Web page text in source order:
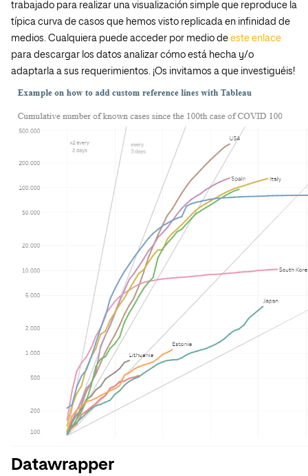
trabajado para realizar una visualización simple que reproduce la
típica curva de casos que hemos visto replicada en infinidad de
medios. Cualquiera puede acceder por medio de este enlace
para descargar los datos analizar cómo está hecha y/o
adaptarla a sus requerimientos. ¡Os invitamos a que investiguéis!
Datawrapper